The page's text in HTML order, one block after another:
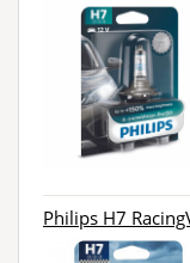
Philips H7